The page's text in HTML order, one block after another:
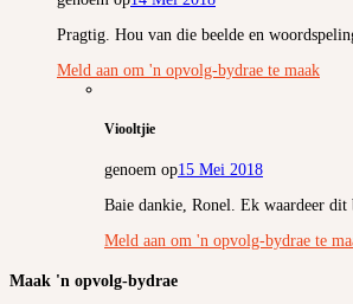
Pragtig. Hou van die beelde en
Meld aan om 'n opvolg-bydrae te maak
Viooltjie
genoem op15 Mei 2018
Baie dankie, Ronel. Ek waardeer dit
Meld aan om 'n opvolg-bydrae te
Maak 'n opvolg-bydrae